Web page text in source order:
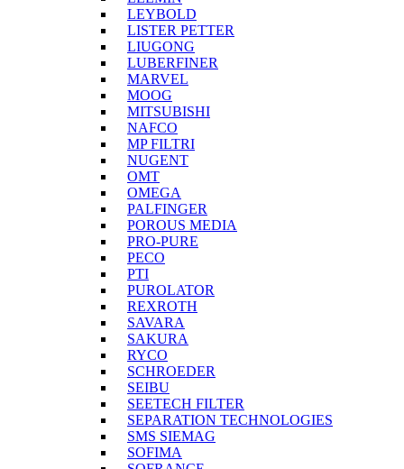
LEYBOLD
LISTER PETTER
LIUGONG
LUBERFINER
MARVEL
MOOG
MITSUBISHI
NAFCO
MP FILTRI
NUGENT
OMT
OMEGA
PALFINGER
POROUS MEDIA
PRO-PURE
PECO
PTI
PUROLATOR
REXROTH
SAVARA
SAKURA
RYCO
SCHROEDER
SEIBU
SEETECH FILTER
SEPARATION TECHNOLOGIES
SMS SIEMAG
SOFIMA